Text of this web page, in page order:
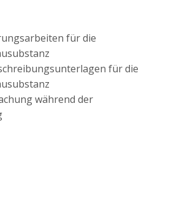
für die
für die
während der